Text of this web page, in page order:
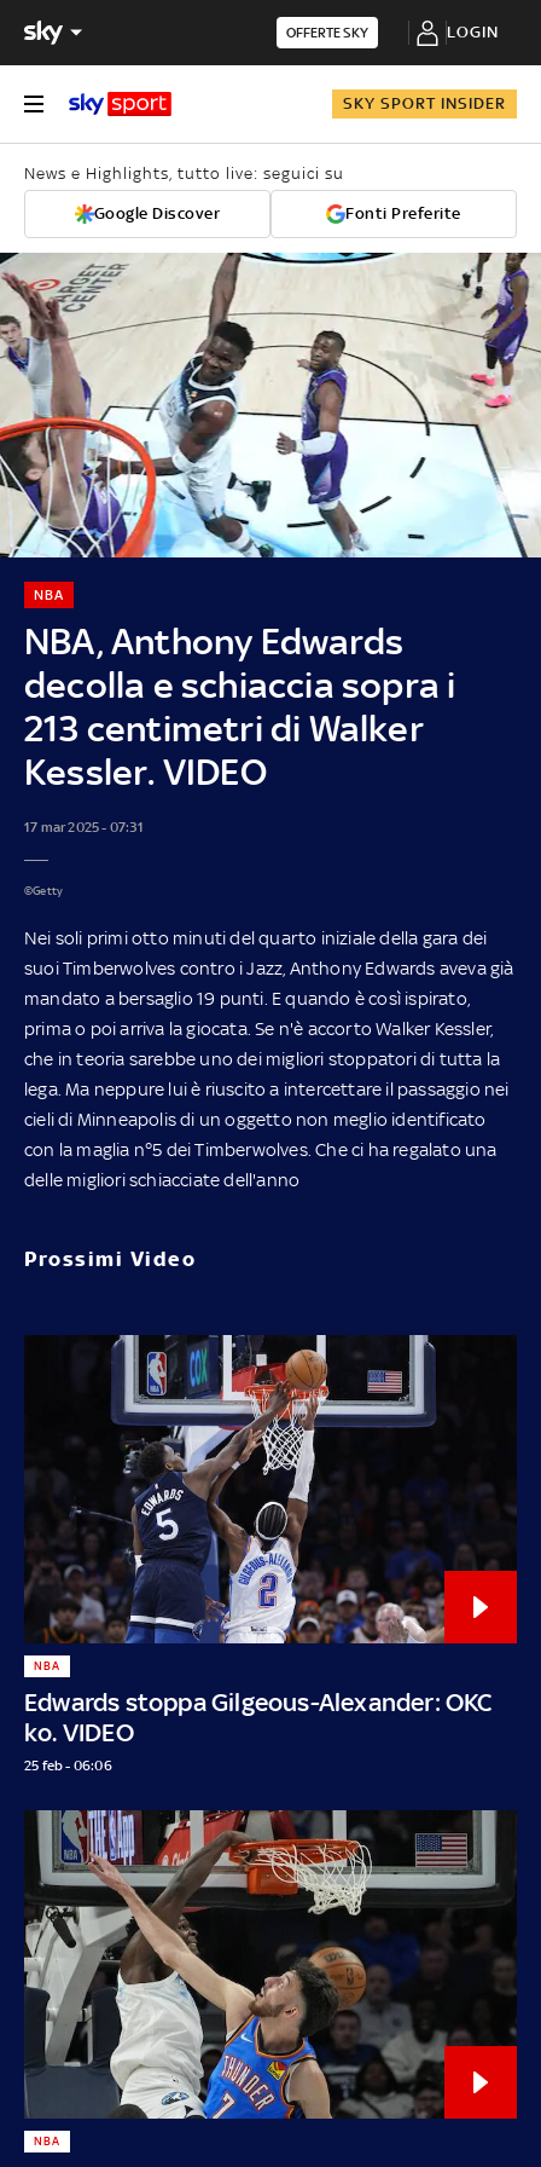
OFFERTE SKY LOGIN
SKY SPORT INSIDER
News e Highlights, tutto live: seguici su
Google Discover Fonti Preferite
NBA, Anthony Edwards
decolla e schiaccia sopra i
213 centimetri di Walker
Kessler. VIDEO
NBA
17 mar 2025 - 07:31
©Getty
Nei soli primi otto minuti del quarto iniziale della gara dei
suoi Timberwolves contro i Jazz, Anthony Edwards aveva già
mandato a bersaglio 19 punti. E quando è così ispirato,
prima o poi arriva la giocata. Se n'è accorto Walker Kessler,
che in teoria sarebbe uno dei migliori stoppatori di tutta la
lega. Ma neppure lui è riuscito a intercettare il passaggio nei
cieli di Minneapolis di un oggetto non meglio identificato
con la maglia n°5 dei Timberwolves. Che ci ha regalato una
delle migliori schiacciate dell'anno
Prossimi Video
Edwards stoppa Gilgeous-Alexander: OKC
ko. VIDEO
NBA
25 feb - 06:06
NBA